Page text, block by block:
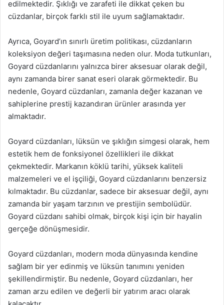
edilmektedir. Şıklığı ve zarafeti ile dikkat çeken bu
cüzdanlar, birçok farklı stil ile uyum sağlamaktadır.
Ayrıca, Goyard’ın sınırlı üretim politikası, cüzdanların
koleksiyon değeri taşımasına neden olur. Moda tutkunları,
Goyard cüzdanlarını yalnızca birer aksesuar olarak değil,
aynı zamanda birer sanat eseri olarak görmektedir. Bu
nedenle, Goyard cüzdanları, zamanla değer kazanan ve
sahiplerine prestij kazandıran ürünler arasında yer
almaktadır.
Goyard cüzdanları, lüksün ve şıklığın simgesi olarak, hem
estetik hem de fonksiyonel özellikleri ile dikkat
çekmektedir. Markanın köklü tarihi, yüksek kaliteli
malzemeleri ve el işçiliği, Goyard cüzdanlarını benzersiz
kılmaktadır. Bu cüzdanlar, sadece bir aksesuar değil, aynı
zamanda bir yaşam tarzının ve prestijin sembolüdür.
Goyard cüzdanı sahibi olmak, birçok kişi için bir hayalin
gerçeğe dönüşmesidir.
Goyard cüzdanları, modern moda dünyasında kendine
sağlam bir yer edinmiş ve lüksün tanımını yeniden
şekillendirmiştir. Bu nedenle, Goyard cüzdanları, her
zaman arzu edilen ve değerli bir yatırım aracı olarak